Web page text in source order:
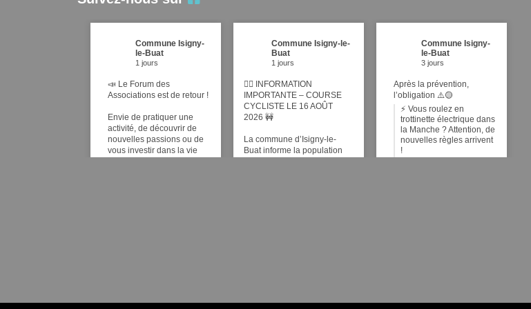
Commune Isigny-
le-Buat
1 jours
📣 Le Forum des
Associations est de retour !
Envie de pratiquer une
activité, de découvrir de
nouvelles passions ou de
vous investir dans la vie
nombreuses associations
Commune Isigny-le-
Buat
1 jours
🚴‍♂️ INFORMATION
IMPORTANTE – COURSE
CYCLISTE LE 16 AOÛT
2026 🚧
La commune d’Isigny-le-
Buat informe la population
plus
Commune Isigny-
le-Buat
3 jours
Après la prévention,
l’obligation ⚠️🟡
⚡ Vous roulez en
trottinette électrique dans
la Manche ? Attention, de
nouvelles règles arrivent
!